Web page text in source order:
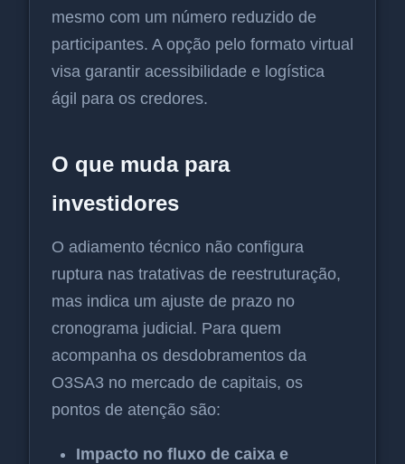
mesmo com um número reduzido de
participantes. A opção pelo formato virtual
visa garantir acessibilidade e logística
ágil para os credores.
O que muda para
investidores
O adiamento técnico não configura
ruptura nas tratativas de reestruturação,
mas indica um ajuste de prazo no
cronograma judicial. Para quem
acompanha os desdobramentos da
O3SA3 no mercado de capitais, os
pontos de atenção são:
Impacto no fluxo de caixa e